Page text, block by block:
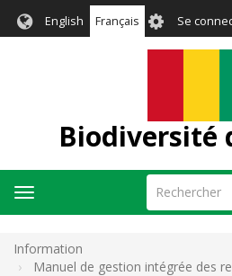
English Français User
account
Se
Biodiversité
Rechercher
Toggle
navigation
Information
Manuel de gestion intégrée des